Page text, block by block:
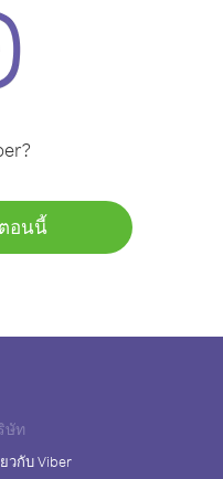
อนนี้
ษัท
ยวกับ Viber